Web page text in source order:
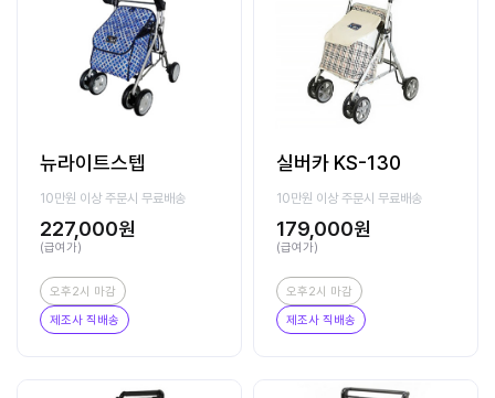
뉴라이트스텝
10만원 이상 주문시 무료배송
227,000원
(급여가)
오후2시 마감
제조사 직배송
실버카 KS-130
10만원 이상 주문시 무료배송
179,000원
(급여가)
오후2시 마감
제조사 직배송